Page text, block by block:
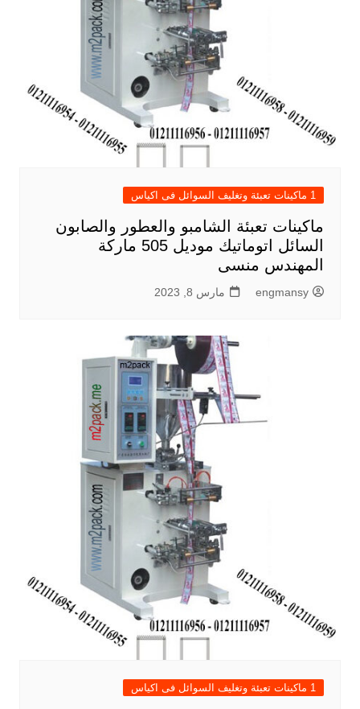
1 ماكينات تعبئة وتغليف السوائل فى اكياس
ماكينات تعبئة الشامبو والعطور والصابون
السائل اتوماتيك موديل 505 ماركة
المهندس منسى
engmansy مارس 8, 2023
1 ماكينات تعبئة وتغليف السوائل فى اكياس